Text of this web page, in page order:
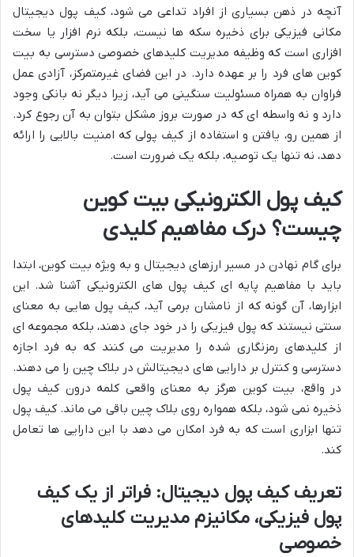
آنچه در ذهن بسیاری از افراد تداعی می شود، کیف پول دیجیتال
مکانی فیزیکی برای ذخیره سکه ها نیست، بلکه نرم افزار یا سخت
افزاری است که وظیفه مدیریت کلیدهای خصوصی دسترسی به بیت
کوین های فرد را بر عهده دارد. در این فضای غیرمتمرکز، آزادی عمل
فراوان به همراه مسئولیت سنگینی می آید، زیرا دیگر نه بانکی وجود
دارد و نه واسطه ای که در صورت بروز مشکل بتوان به آن رجوع کرد.
از همین رو، یافتن و استفاده از کیف پولی که امنیت بالایی را ارائه
دهد، نه تنها یک توصیه، بلکه یک ضرورت است.
کیف پول الکترونیکی بیت کوین
چیست؟ درک مفاهیم کلیدی
برای گام نهادن در مسیر ارزهای دیجیتال و به ویژه بیت کوین، ابتدا
باید با مفاهیم پایه ای کیف پول های الکترونیکی آشنا شد. این
ابزارها، آن گونه که از نامشان برمی آید، کیف پول هایی به معنای
سنتی نیستند که پول فیزیکی را در خود جای دهند، بلکه مجموعه ای
از کلیدهای رمزنگاری شده را مدیریت می کنند که به فرد اجازه
دسترسی و کنترل بر دارایی های دیجیتالش در بلاک چین را می دهند.
در واقع، بیت کوین هرگز به معنای واقعی کلمه درون کیف پول
ذخیره نمی شود، بلکه همواره روی بلاک چین باقی می ماند. کیف پول
تنها ابزاری است که به فرد امکان می دهد با این دارایی ها تعامل
کند.
تعریف کیف پول دیجیتال: فراتر از یک کیف
پول فیزیکی، مکانیزم مدیریت کلیدهای
خصوصی